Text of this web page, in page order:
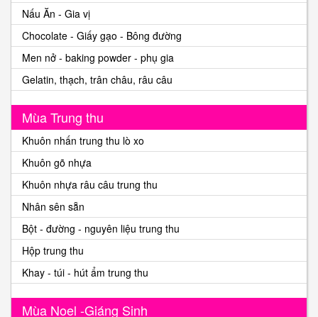
Nấu Ăn - Gia vị
Chocolate - Giấy gạo - Bông đường
Men nở - baking powder - phụ gia
Gelatin, thạch, trân châu, râu câu
Mùa Trung thu
Khuôn nhấn trung thu lò xo
Khuôn gõ nhựa
Khuôn nhựa râu câu trung thu
Nhân sên sẵn
Bột - đường - nguyên liệu trung thu
Hộp trung thu
Khay - túi - hút ẩm trung thu
Mùa Noel -Giáng Sinh